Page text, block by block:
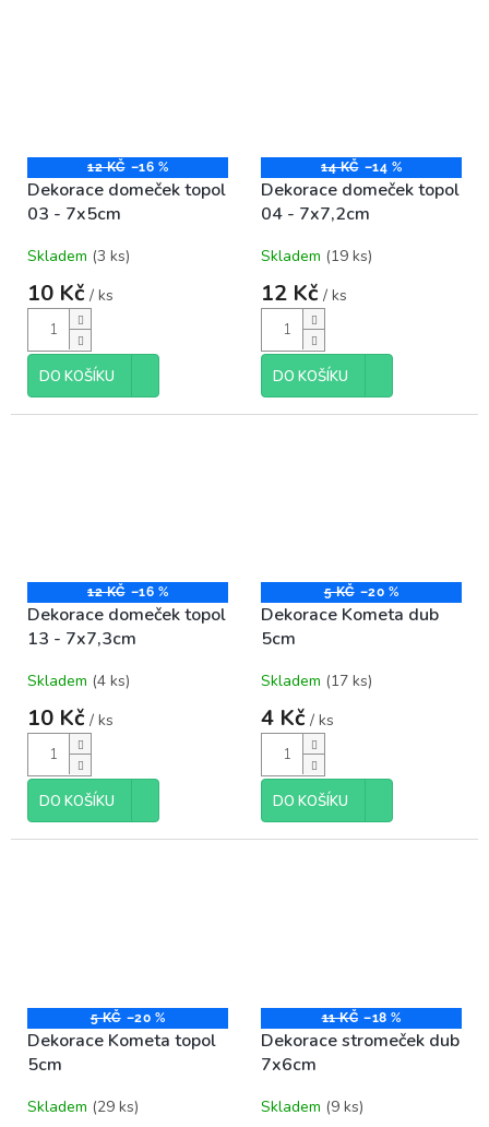
12 KČ –16 %
Dekorace domeček topol
03 - 7x5cm
Skladem (3 ks)
10 Kč / ks
DO KOŠÍKU
14 KČ –14 %
Dekorace domeček topol
04 - 7x7,2cm
Skladem (19 ks)
12 Kč / ks
DO KOŠÍKU
12 KČ –16 %
Dekorace domeček topol
13 - 7x7,3cm
Skladem (4 ks)
10 Kč / ks
DO KOŠÍKU
5 KČ –20 %
Dekorace Kometa dub
5cm
Skladem (17 ks)
4 Kč / ks
DO KOŠÍKU
5 KČ –20 %
Dekorace Kometa topol
5cm
Skladem (29 ks)
11 KČ –18 %
Dekorace stromeček dub
7x6cm
Skladem (9 ks)